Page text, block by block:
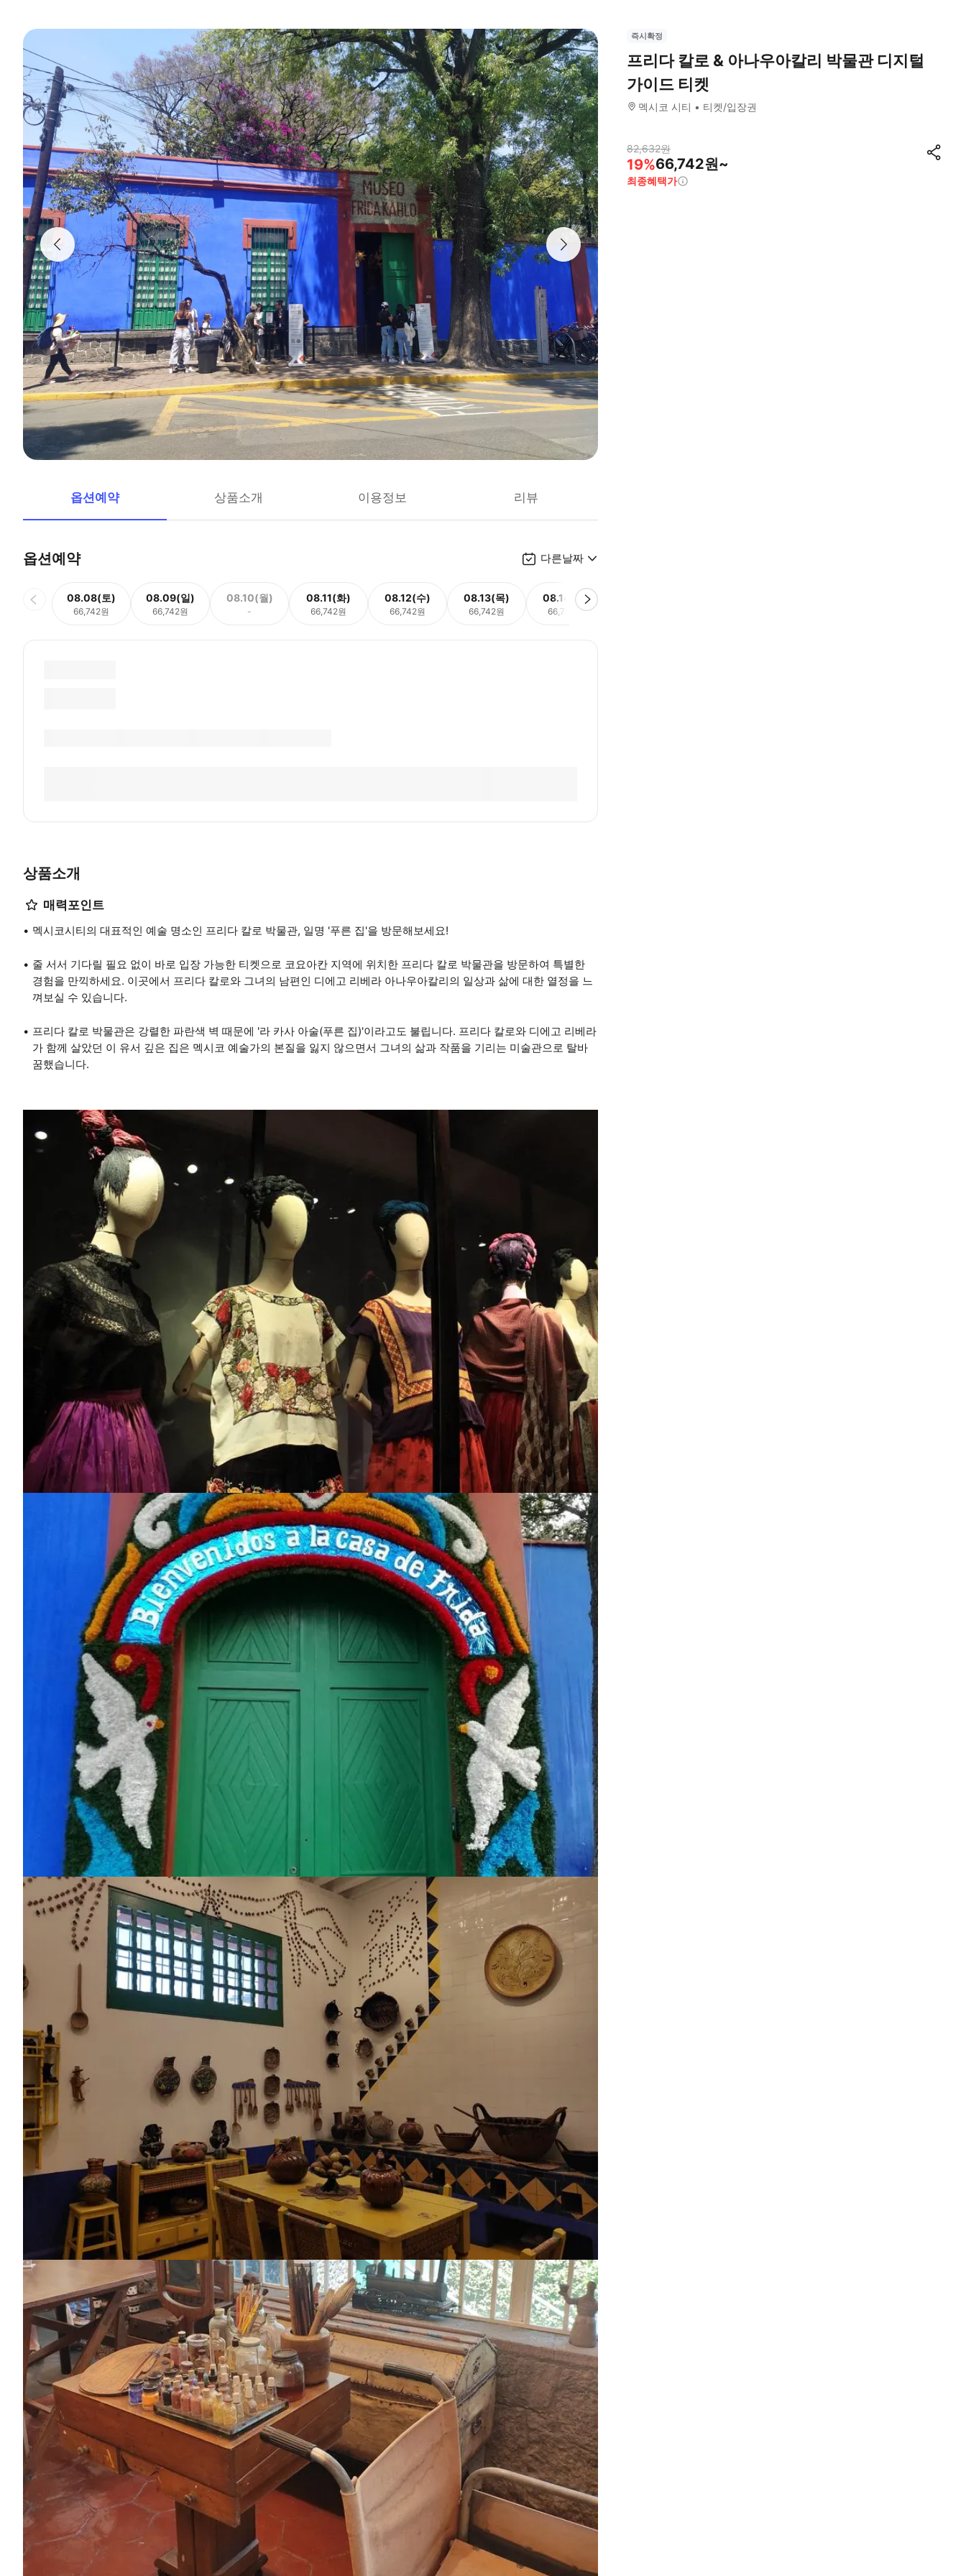
옵션예약 상품소개 이용정보 리뷰
옵션예약 다른날짜
08.08(토)
66,742원
08.09(일)
66,742원
08.10(월)
-
08.11(화)
66,742원
08.12(수)
66,742원
08.13(목)
66,742원
08.14(금)
66,742원
상품소개
매력포인트
멕시코시티의 대표적인 예술 명소인 프리다 칼로 박물관, 일명 '푸른 집'을 방문해보세요!
줄 서서 기다릴 필요 없이 바로 입장 가능한 티켓으로 코요아칸 지역에 위치한 프리다 칼로 박물관을 방문하여 특별한
경험을 만끽하세요. 이곳에서 프리다 칼로와 그녀의 남편인 디에고 리베라 아나우아칼리의 일상과 삶에 대한 열정을 느
껴보실 수 있습니다.
프리다 칼로 박물관은 강렬한 파란색 벽 때문에 '라 카사 아술(푸른 집)'이라고도 불립니다. 프리다 칼로와 디에고 리베라
가 함께 살았던 이 유서 깊은 집은 멕시코 예술가의 본질을 잃지 않으면서 그녀의 삶과 작품을 기리는 미술관으로 탈바
꿈했습니다.
즉시확정
프리다 칼로 & 아나우아칼리 박물관 디지털
가이드 티켓
멕시코 시티 티켓/입장권
82,632원
19%66,742원~
최종혜택가